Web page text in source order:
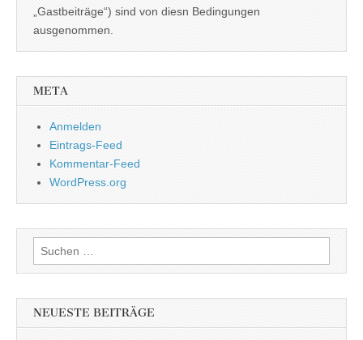
„Gastbeiträge“) sind von diesn Bedingungen
ausgenommen.
META
Anmelden
Eintrags-Feed
Kommentar-Feed
WordPress.org
Suchen
nach:
NEUESTE BEITRÄGE